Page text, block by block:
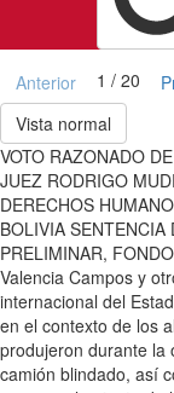
Anterior 1 / 20
Vista normal
VOTO RAZONADO
JUEZ RODRIGO
DERECHOS
BOLIVIA
PRELIMINAR,
Valencia Campos y
internacional del
en el contexto de los
produjeron durante la
camión blindado, así